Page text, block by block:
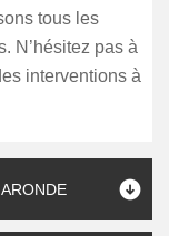
tous les
N’hésitez pas à
interventions à